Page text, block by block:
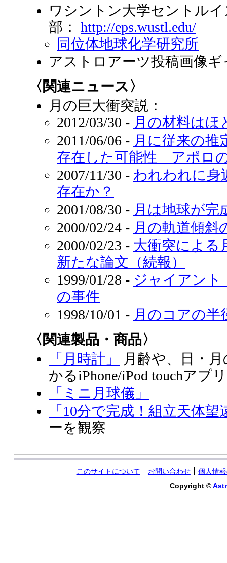
ワシントン大学セントル
部： http://eps.wustl.edu/
同位体地球化学研究所
アストロアーツ投稿画像
〈関連ニュース〉
月の巨大衝突説：
2012/03/30 - 月の材料はほ
2011/06/06 - 月に従来の推
存在した可能性 アポロ
2007/11/30 - われわれに身
存在か？
2001/08/30 - 月は地球が完
2000/02/24 - 月の軌道傾斜
2000/02/23 - 大衝突による
新たな論文（続報）
1999/01/28 - ジャイアント
の事件
1998/10/01 - 月のコアの半
〈関連製品・商品〉
「月時計」
月齢や、日・
かるiPhone/iPod touchアプリ
「ミニ月球儀」
「10分で完成！組立天体望
ーを観察
このサイトについて お問い合わせ
個人情
Copyright ©